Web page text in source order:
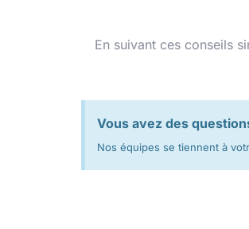
En suivant ces conseils
Vous avez des
Nos équipes se tiennent à